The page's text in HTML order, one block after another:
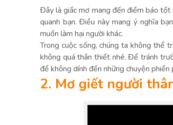
Đây là giấc mơ mang đến điềm báo tốt
quanh bạn. Điều này mang ý nghĩa
muốn làm hại người khác.
Trong cuộc sống, chúng ta không thể
không quá thân thiết nhé. Để tránh
để không dính đến những chuyện phiền
2. Mơ giết người